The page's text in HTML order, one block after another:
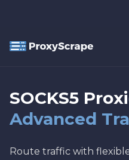
SOCKS5
Advanced
Route traffic with